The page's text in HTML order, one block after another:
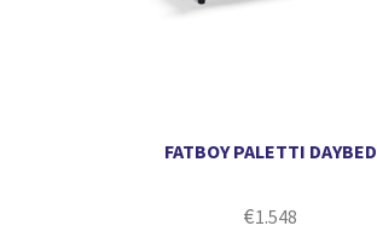
FATBOY PALETTI DAYBED
€1.548